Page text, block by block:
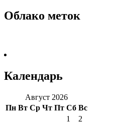
Облако меток
Календарь
Август 2026
Пн Вт Ср Чт Пт Сб Вс
1
2